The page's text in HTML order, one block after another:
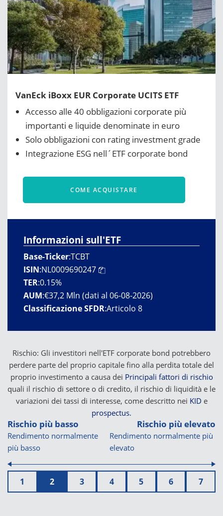
VanEck iBoxx EUR Corporate UCITS ETF
Accesso alle 40 obbligazioni corporate più
importanti e liquide denominate in euro
Solo obbligazioni con rating investment grade
Integrazione ESG nell´ETF corporate bond
COME ACQUISTARE
Informazioni sull'ETF
Base-Ticker:TCBT
ISIN:NL0009690247
TER:0.15%
AUM:€37,2 Mln (dati al 06-08-2026)
Classificazione SFDR:Articolo 8
Rischio più basso
Rendimento normalmente
più basso
Rischio più elevato
Rendimento normalmente più
elevato
1 2 3 4 5 6 7
Rischio: Gli investitori nell'ETF corporate bond potrebbero
perdere parte del proprio capitale fino alla perdita totale del
proprio investimento a causa dei Principali fattori di rischio
quali il rischio di settore o di credito, il rischio di liquidità e le
variazioni dei tassi di interesse, come descritto nei KID e
prospectus.